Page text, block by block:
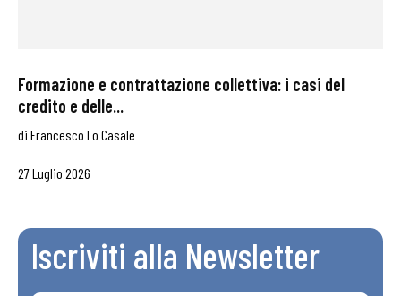
Formazione e contrattazione collettiva: i casi del
credito e delle...
di Francesco Lo Casale
27 Luglio 2026
Iscriviti alla Newsletter